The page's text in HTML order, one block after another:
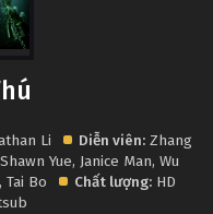
Li Diễn viên: Zhang
Shawn Yue, Janice Man,Wu
,Tai Bo Chất lượng: